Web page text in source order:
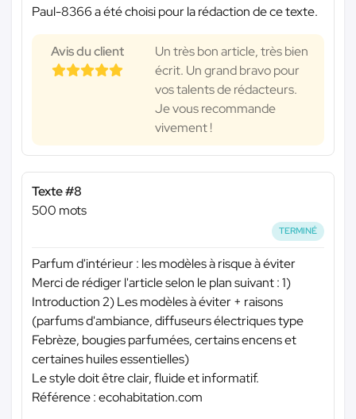
Paul-8366 a été choisi pour la rédaction de ce texte.
Avis du client
Un très bon article, très bien
écrit. Un grand bravo pour
vos talents de rédacteurs.
Je vous recommande
vivement !
Texte #8
500 mots
TERMINÉ
Parfum d'intérieur : les modèles à risque à éviter
Merci de rédiger l'article selon le plan suivant : 1)
Introduction 2) Les modèles à éviter + raisons
(parfums d'ambiance, diffuseurs électriques type
Febrèze, bougies parfumées, certains encens et
certaines huiles essentielles)
Le style doit être clair, fluide et informatif.
Référence : ecohabitation.com